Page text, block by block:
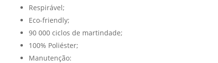
Respirável;
Eco-friendly;
90 000 ciclos de martindade;
100% Poliéster;
Manutenção: